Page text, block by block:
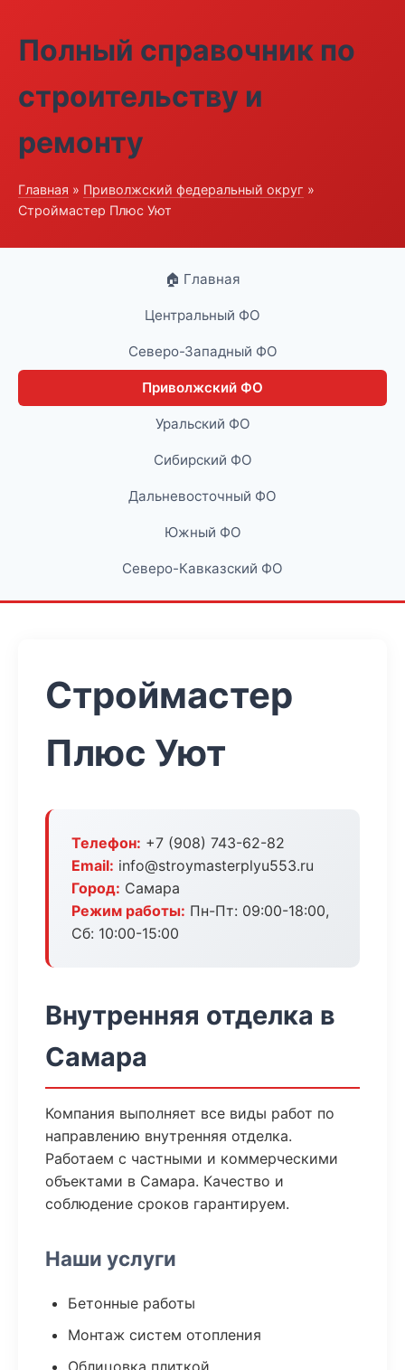
Полный справочник по
строительству и
ремонту
Главная » Приволжский федеральный округ »
Строймастер Плюс Уют
🏠 Главная
Центральный ФО
Северо-Западный ФО
Приволжский ФО
Уральский ФО
Сибирский ФО
Дальневосточный ФО
Южный ФО
Северо-Кавказский ФО
Строймастер
Плюс Уют
Телефон: +7 (908) 743-62-82
Email: info@stroymasterplyu553.ru
Город: Самара
Режим работы: Пн-Пт: 09:00-18:00,
Сб: 10:00-15:00
Внутренняя отделка в
Самара
Компания выполняет все виды работ по
направлению внутренняя отделка.
Работаем с частными и коммерческими
объектами в Самара. Качество и
соблюдение сроков гарантируем.
Наши услуги
Бетонные работы
Монтаж систем отопления
Облицовка плиткой